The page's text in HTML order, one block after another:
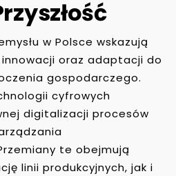
w Polsce wskazują
oraz adaptacji do
gospodarczego.
cyfrowych
digitalizacji procesów
te obejmują
linii produkcyjnych, jak i